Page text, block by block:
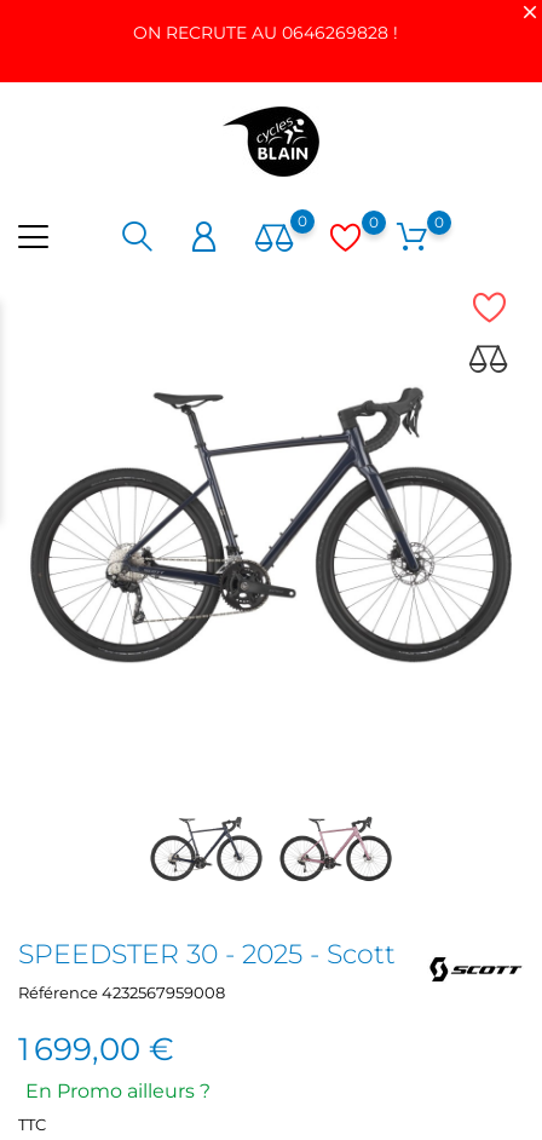
ON RECRUTE AU 0646269828 !
0 0 0
SPEEDSTER 30 - 2025 - Scott
Référence4232567959008
1 699,00 €
En Promo ailleurs ?
TTC